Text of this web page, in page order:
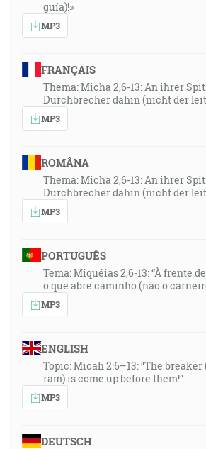
guía)!»
MP3
FRANÇAIS
Thema: Micha 2,6-13: An ihrer
Durchbrecher dahin (nicht der
MP3
ROMÂNA
Thema: Micha 2,6-13: An ihrer
Durchbrecher dahin (nicht der
MP3
PORTUGUÊS
Tema: Miquéias 2,6-13: “À frente
o que abre caminho (não o
MP3
ENGLISH
Topic: Micah 2:6–13: “The
ram) is come up before them!”
MP3
DEUTSCH